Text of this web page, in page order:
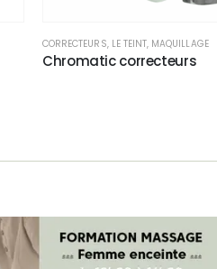
CORRECTEURS, LE TEINT, MAQUILLAGE
Chromatic correcteurs